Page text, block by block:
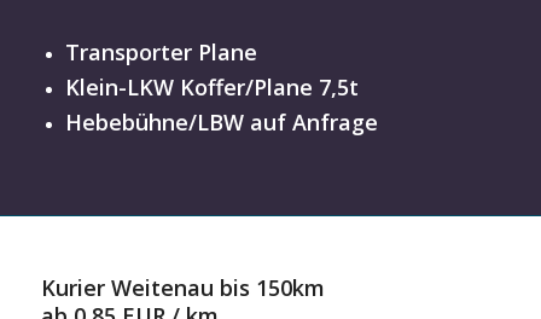
Transporter Plane
Klein-LKW Koffer/Plane 7,5t
Hebebühne/LBW auf Anfrage
Kurier Weitenau bis 150km